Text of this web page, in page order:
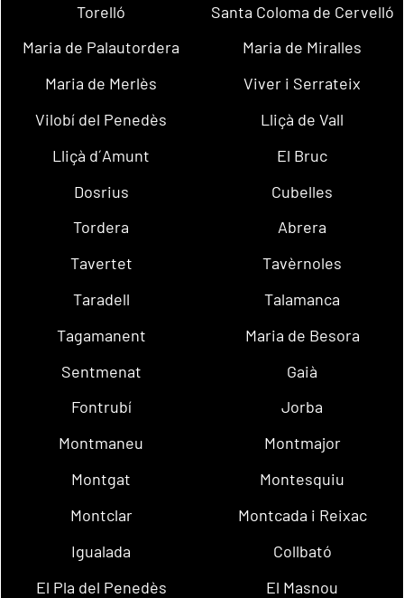
Torelló
Santa Coloma de Cervelló
Maria de Palautordera
Maria de Miralles
Maria de Merlès
Viver i Serrateix
Vilobí del Penedès
Lliçà de Vall
Lliçà d´Amunt
El Bruc
Dosrius
Cubelles
Tordera
Abrera
Tavertet
Tavèrnoles
Taradell
Talamanca
Tagamanent
Maria de Besora
Sentmenat
Gaià
Fontrubí
Jorba
Montmaneu
Montmajor
Montgat
Montesquiu
Montclar
Montcada i Reixac
Igualada
Collbató
El Pla del Penedès
El Masnou